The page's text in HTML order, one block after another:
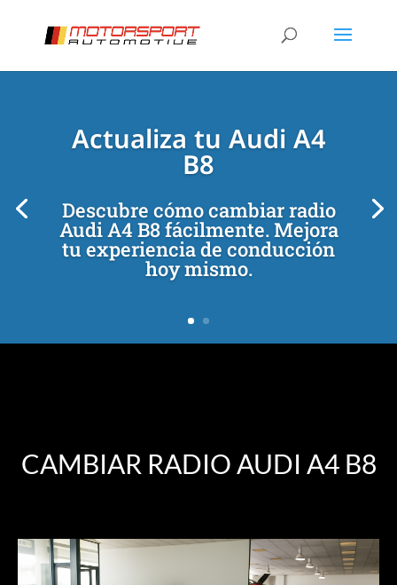
Actualiza tu Audi A4
B8
Descubre cómo cambiar radio
Audi A4 B8 fácilmente. Mejora
tu experiencia de conducción
hoy mismo.
CAMBIAR RADIO AUDI A4 B8